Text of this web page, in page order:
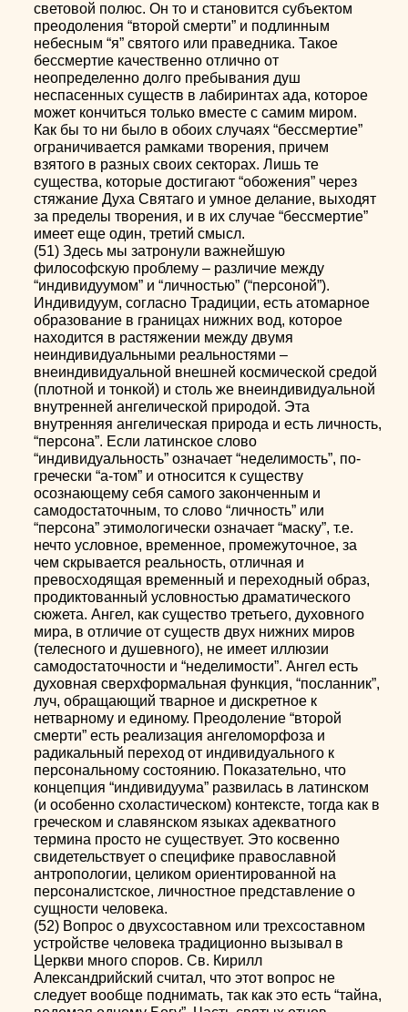
световой полюс. Он то и становится субъектом
преодоления “второй смерти” и подлинным
небесным “я” святого или праведника. Такое
бессмертие качественно отлично от
неопределенно долго пребывания душ
неспасенных существ в лабиринтах ада, которое
может кончиться только вместе с самим миром.
Как бы то ни было в обоих случаях “бессмертие”
ограничивается рамками творения, причем
взятого в разных своих секторах. Лишь те
существа, которые достигают “обожения” через
стяжание Духа Святаго и умное делание, выходят
за пределы творения, и в их случае “бессмертие”
имеет еще один, третий смысл.
(51) Здесь мы затронули важнейшую
философскую проблему – различие между
“индивидуумом” и “личностью” (“персоной”).
Индивидуум, согласно Традиции, есть атомарное
образование в границах нижних вод, которое
находится в растяжении между двумя
неиндивидуальными реальностями –
внеиндивидуальной внешней космической средой
(плотной и тонкой) и столь же внеиндивидуальной
внутренней ангелической природой. Эта
внутренняя ангелическая природа и есть личность,
“персона”. Если латинское слово
“индивидуальность” означает “неделимость”, по-
гречески “а-том” и относится к существу
осознающему себя самого законченным и
самодостаточным, то слово “личность” или
“персона” этимологически означает “маску”, т.е.
нечто условное, временное, промежуточное, за
чем скрывается реальность, отличная и
превосходящая временный и переходный образ,
продиктованный условностью драматического
сюжета. Ангел, как существо третьего, духовного
мира, в отличие от существ двух нижних миров
(телесного и душевного), не имеет иллюзии
самодостаточности и “неделимости”. Ангел есть
духовная сверхформальная функция, “посланник”,
луч, обращающий тварное и дискретное к
нетварному и единому. Преодоление “второй
смерти” есть реализация ангеломорфоза и
радикальный переход от индивидуального к
персональному состоянию. Показательно, что
концепция “индивидуума” развилась в латинском
(и особенно схоластическом) контексте, тогда как в
греческом и славянском языках адекватного
термина просто не существует. Это косвенно
свидетельствует о специфике православной
антропологии, целиком ориентированной на
персоналистское, личностное представление о
сущности человека.
(52) Вопрос о двухсоставном или трехсоставном
устройстве человека традиционно вызывал в
Церкви много споров. Св. Кирилл
Александрийский считал, что этот вопрос не
следует вообще поднимать, так как это есть “тайна,